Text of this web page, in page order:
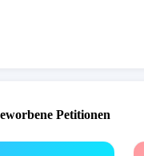
Petitionen